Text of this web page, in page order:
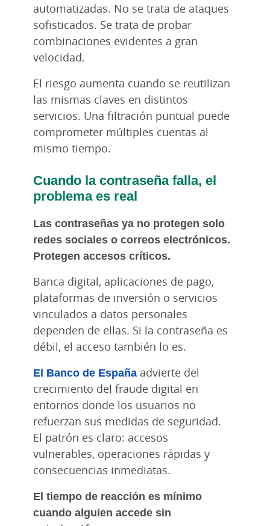
automatizadas. No se trata de ataques
sofisticados. Se trata de probar
combinaciones evidentes a gran
velocidad.
El riesgo aumenta cuando se reutilizan
las mismas claves en distintos
servicios. Una filtración puntual puede
comprometer múltiples cuentas al
mismo tiempo.
Cuando la contraseña falla, el
problema es real
Las contraseñas ya no protegen solo
redes sociales o correos electrónicos.
Protegen accesos críticos.
Banca digital, aplicaciones de pago,
plataformas de inversión o servicios
vinculados a datos personales
dependen de ellas. Si la contraseña es
débil, el acceso también lo es.
El Banco de España advierte del
crecimiento del fraude digital en
entornos donde los usuarios no
refuerzan sus medidas de seguridad.
El patrón es claro: accesos
vulnerables, operaciones rápidas y
consecuencias inmediatas.
El tiempo de reacción es mínimo
cuando alguien accede sin